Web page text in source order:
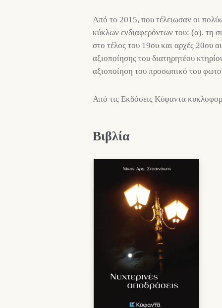
Από το 2015, που τέλειωσαν οι
κύκλων ενδιαφερόντων του: (α). τη
στο τέλος του 19ου και αρχές 20ου
αξιοποίησης του διατηρητέου
αξιοποίηση του προσωπικό του
Από τις Εκδόσεις Κύφαντα
Βιβλία